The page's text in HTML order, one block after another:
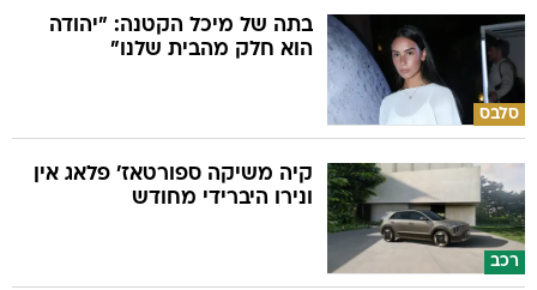
סלבס
בתה של מיכל הקטנה: "יהודה
הוא חלק מהבית שלנו"
רכב
קיה משיקה ספורטאז' פלאג אין
ונירו היברידי מחודש